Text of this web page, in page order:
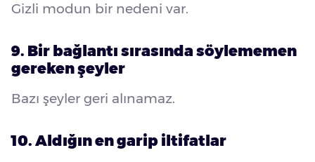
Gizli modun bir nedeni var.
9. Bir bağlantı sırasında söylememen
gereken şeyler
Bazı şeyler geri alınamaz.
10. Aldığın en garip iltifatlar